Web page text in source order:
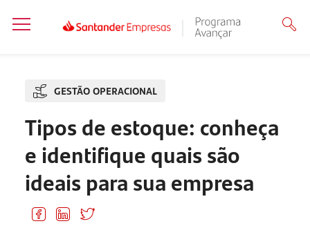
GESTÃO OPERACIONAL
Tipos de estoque: conheça
e identifique quais são
ideais para sua empresa